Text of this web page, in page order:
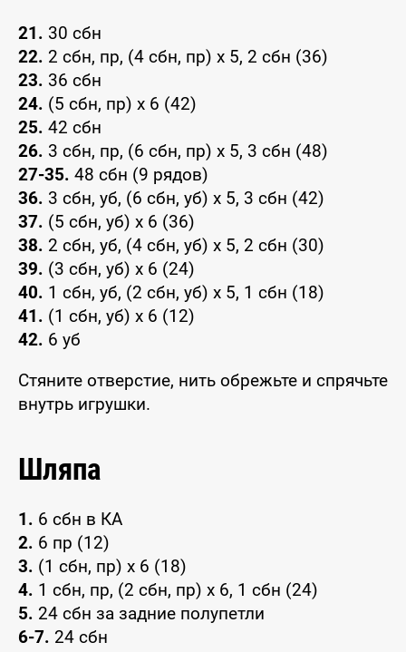
21. 30 сбн
22. 2 сбн, пр, (4 сбн, пр) x 5, 2 сбн (36)
23. 36 сбн
24. (5 сбн, пр) x 6 (42)
25. 42 сбн
26. 3 сбн, пр, (6 сбн, пр) x 5, 3 сбн (48)
27-35. 48 сбн (9 рядов)
36. 3 сбн, уб, (6 сбн, уб) x 5, 3 сбн (42)
37. (5 сбн, уб) x 6 (36)
38. 2 сбн, уб, (4 сбн, уб) x 5, 2 сбн (30)
39. (3 сбн, уб) x 6 (24)
40. 1 сбн, уб, (2 сбн, уб) x 5, 1 сбн (18)
41. (1 сбн, уб) x 6 (12)
42. 6 уб
Стяните отверстие, нить обрежьте и спрячьте
внутрь игрушки.
Шляпа
1. 6 сбн в КА
2. 6 пр (12)
3. (1 сбн, пр) x 6 (18)
4. 1 сбн, пр, (2 сбн, пр) x 6, 1 сбн (24)
5. 24 сбн за задние полупетли
6-7. 24 сбн